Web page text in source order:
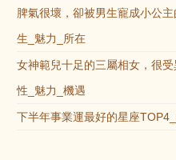
脾氣很壞，卻被男生寵成小公
生_魅力_所在
女神範兒十足的三屬相女，很
性_魅力_機遇
下半年事業運最好的星座